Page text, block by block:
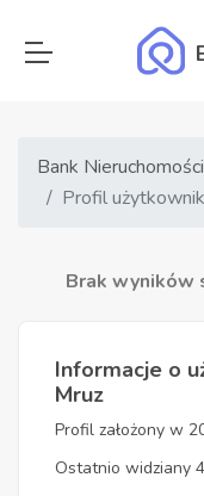
Bank Nieruchomości
Profil
Brak wyników
Informacje o
Mruz
Profil założony w
Ostatnio widziany